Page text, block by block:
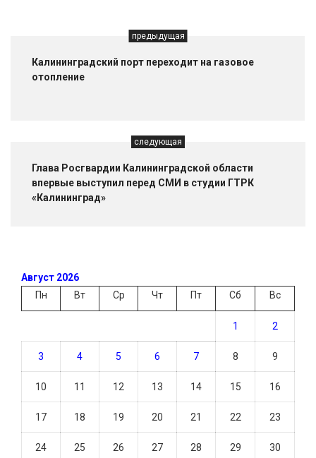
предыдущая
Калининградский порт переходит на газовое
отопление
следующая
Глава Росгвардии Калининградской области
впервые выступил перед СМИ в студии ГТРК
«Калининград»
Август 2026
Пн
Вт Ср Чт Пт Сб Вс
1 2
3 4 5 6 7 8 9
10 11 12 13 14 15 16
17 18 19 20 21 22 23
24 25 26 27 28 29 30